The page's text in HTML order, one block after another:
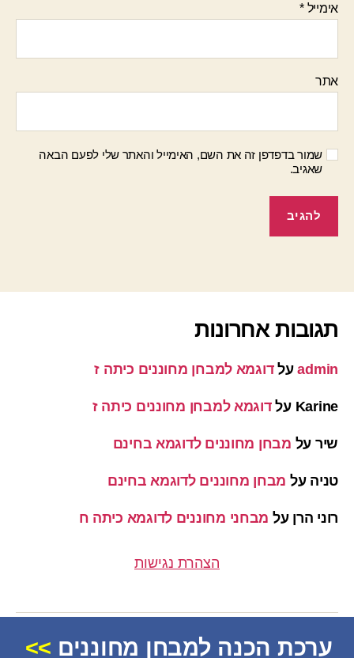
אימייל*
אתר
שמור בדפדפן זה את השם, האימייל והאתר שלי לפעם הבאה
שאגיב.
תגובות אחרונות
adminעלדוגמא למבחן מחוננים כיתה ז
Karine עלדוגמא למבחן מחוננים כיתה ז
שיר על מבחן מחוננים לדוגמא בחינם
טניה על מבחן מחוננים לדוגמא בחינם
רוני הרן על מבחני מחוננים לדוגמא כיתה ח
הצהרת נגישות
© 2026 מחוננים למעלהערכת הכנה למבחן מחוננים >>